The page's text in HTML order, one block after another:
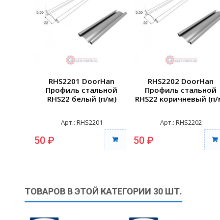
RHS2201 DoorHan
Профиль стальной
RHS22 белый (п/м)
Арт.: RHS2201
50 ₽
RHS2202 DoorHan
Профиль стальной
RHS22 коричневый
Арт.: RHS2202
50 ₽
ТОВАРОВ В ЭТОЙ КАТЕГОРИИ 30 ШТ.